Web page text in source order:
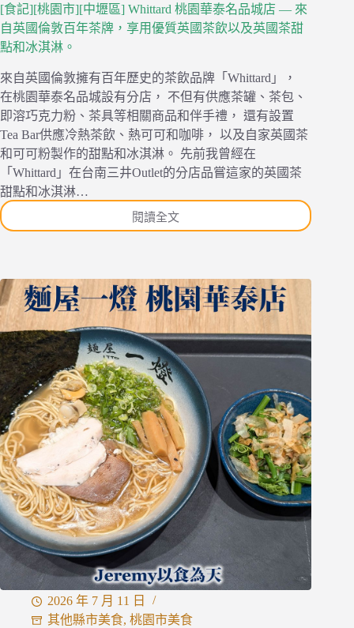
[食記][桃園市][中壢區] Whittard 桃園華泰名品城店 — 來
自英國倫敦百年茶牌，享用優質英國茶飲以及英國茶甜
點和冰淇淋。
來自英國倫敦擁有百年歷史的茶飲品牌「Whittard」，
在桃園華泰名品城設有分店， 不但有供應茶罐、茶包、
即溶巧克力粉、茶具等相關商品和伴手禮， 還有設置
Tea Bar供應冷熱茶飲、熱可可和咖啡， 以及自家英國茶
和可可粉製作的甜點和冰淇淋。 先前我曾經在
「Whittard」在台南三井Outlet的分店品嘗這家的英國茶
甜點和冰淇淋…
閱讀全文
[食
市]
[中
區]
Whittard
桃
園
華
泰
名
品
城
店
—
來
自
英
國
倫
敦
百
2026 年 7 月 11 日
其他縣市美食, 桃園市美食